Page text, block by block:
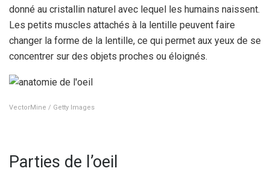
donné au cristallin naturel avec lequel les humains naissent.
Les petits muscles attachés à la lentille peuvent faire
changer la forme de la lentille, ce qui permet aux yeux de se
concentrer sur des objets proches ou éloignés.
VectorMine / Getty Images
Parties de l’oeil